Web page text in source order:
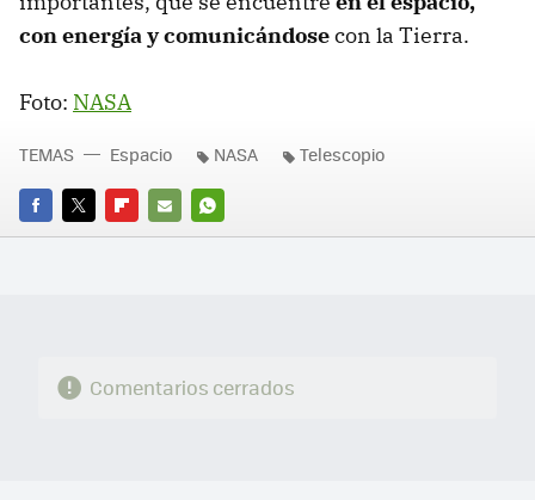
con energía y comunicándosecon la Tierra.
Foto: NASA
FACEBOOK
TWITTERFLIPBOARD
E-
WHATSAPP
TEMAS Espacio NASA Telescopio
Comentarios cerrados